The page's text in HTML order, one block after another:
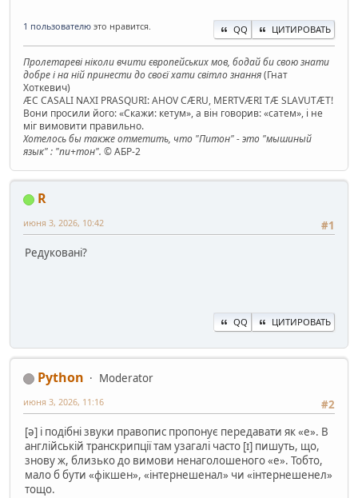
1 пользователю это нравится. QQ ЦИТИРОВАТЬ
Пролетареві ніколи вчити європейських мов, бодай би свою знати
добре і на ній принести до своєї хати світло знання(Гнат
Хоткевич)
ÆC CASALI NAXI PRASQURI: AHOV CÆRU, MERTVÆRI TÆ SLAVUTÆT!
Вони просили його: «Скажи: кетум», а він говорив: «сатем», і не
міг вимовити правильно.
Хотелось бы также отметить, что "Питон" - это "мышиный
язык" : "пи+тон". © АБР-2
R
#1
июня 3, 2026, 10:42
Редуковані?
QQ ЦИТИРОВАТЬ
Python
Moderator
#2
июня 3, 2026, 11:16
[ə] і подібні звуки правопис пропонує передавати як «е». В
англійській транскрипції там узагалі часто [ɪ] пишуть, що,
знову ж, близько до вимови ненаголошеного «е». Тобто,
мало б бути «фікшен», «інтернешенал» чи «інтернешенел»
тощо.